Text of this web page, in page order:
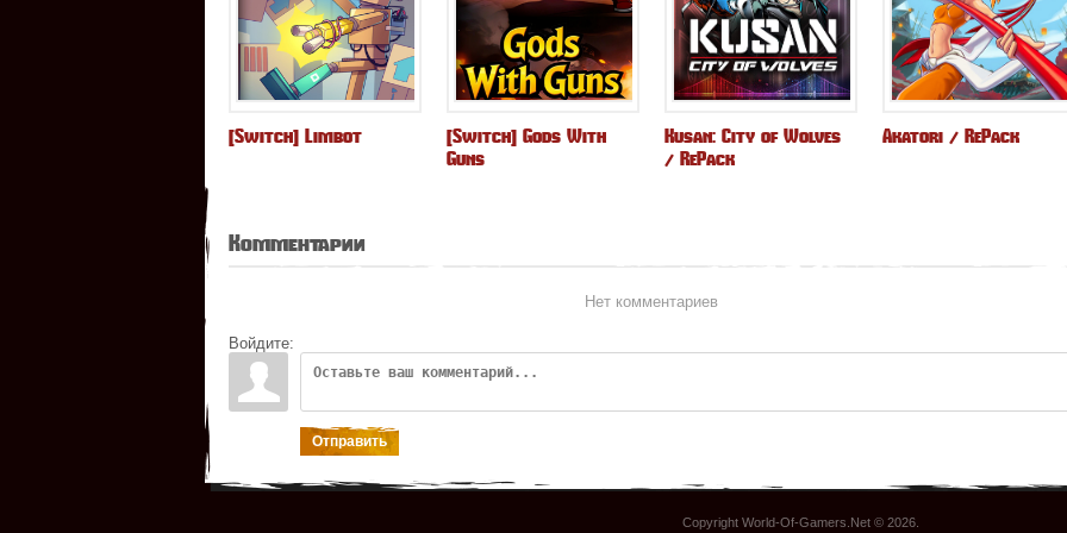
[Switch] Limbot
[Switch] Gods With
Guns
Kusan: City of Wolves
/ RePack
Akatori / RePack
Комментарии
Нет комментариев
Войдите:
Отправить
Copyright World-Of-Gamers.Net © 2026.